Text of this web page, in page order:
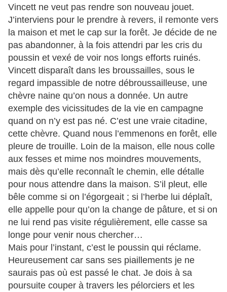
Vincett ne veut pas rendre son nouveau jouet.
J’interviens pour le prendre à revers, il remonte vers
la maison et met le cap sur la forêt. Je décide de ne
pas abandonner, à la fois attendri par les cris du
poussin et vexé de voir nos longs efforts ruinés.
Vincett disparaît dans les broussailles, sous le
regard impassible de notre débroussailleuse, une
chèvre naine qu’on nous a donnée. Un autre
exemple des vicissitudes de la vie en campagne
quand on n’y est pas né. C’est une vraie citadine,
cette chèvre. Quand nous l’emmenons en forêt, elle
pleure de trouille. Loin de la maison, elle nous colle
aux fesses et mime nos moindres mouvements,
mais dès qu’elle reconnaît le chemin, elle détalle
pour nous attendre dans la maison. S’il pleut, elle
bêle comme si on l’égorgeait ; si l’herbe lui déplaît,
elle appelle pour qu’on la change de pâture, et si on
ne lui rend pas visite régulièrement, elle casse sa
longe pour venir nous chercher…
Mais pour l’instant, c’est le poussin qui réclame.
Heureusement car sans ses piaillements je ne
saurais pas où est passé le chat. Je dois à sa
poursuite couper à travers les pélorciers et les